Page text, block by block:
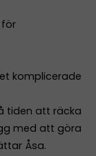
för
komplicerade
tiden att räcka
med att göra
Åsa.